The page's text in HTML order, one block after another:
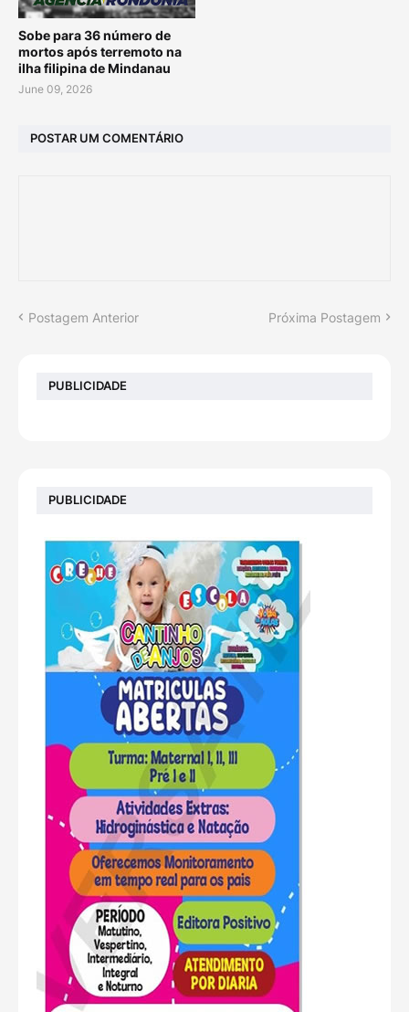
Sobe para 36 número de
mortos após terremoto na
ilha filipina de Mindanau
June 09, 2026
POSTAR UM COMENTÁRIO
Postagem Anterior Próxima Postagem
PUBLICIDADE
PUBLICIDADE